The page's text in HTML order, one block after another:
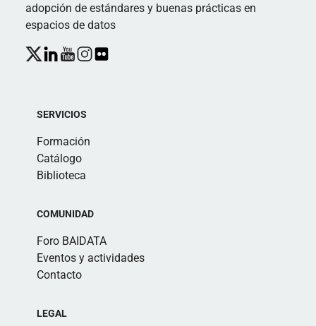
adopción de estándares y buenas prácticas en
espacios de datos
SERVICIOS
Formación
Catálogo
Biblioteca
COMUNIDAD
Foro BAIDATA
Eventos y actividades
Contacto
LEGAL